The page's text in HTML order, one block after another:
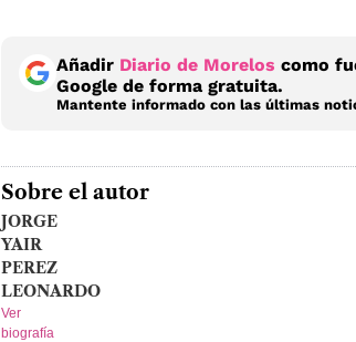
Añadir Diario de Morelos como
Google de forma gratuita.
Mantente informado con las últimas
Sobre el autor
JORGE
YAIR
PEREZ
LEONARDO
Ver
biografía